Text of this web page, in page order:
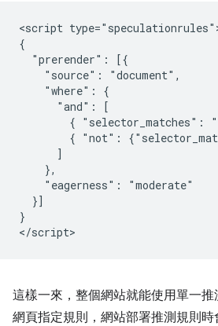
<script
{
  "prerender": [{
    "source": "document",
    "where": {
      "and": [
{ "selector_matches":
{ "not":
      ]
    },
    "eagerness": "moderate"
  }]
}
這樣一來，整個網站就能使用單一
網頁指定規則，網站部署推測規則時